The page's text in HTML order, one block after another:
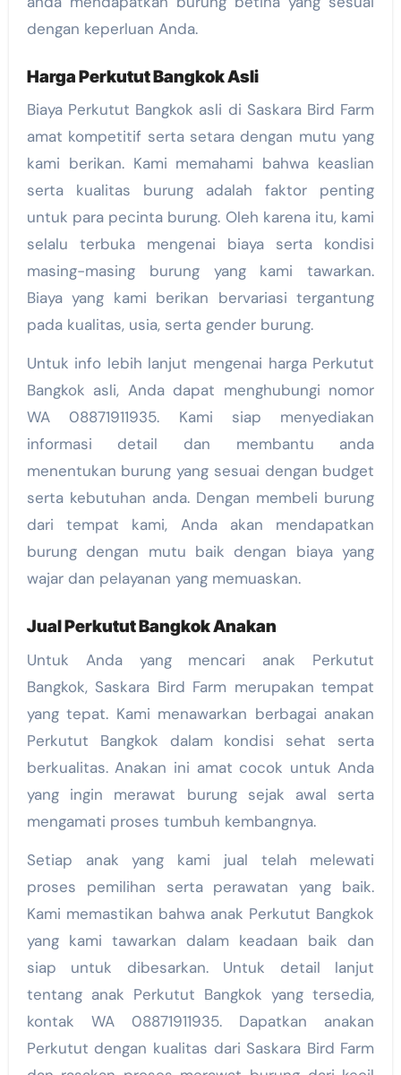
dengan keperluan Anda.
Harga Perkutut Bangkok Asli
Biaya Perkutut Bangkok asli di Saskara Bird Farm
amat kompetitif serta setara dengan mutu yang
kami berikan. Kami memahami bahwa keaslian
serta kualitas burung adalah faktor penting
untuk para pecinta burung. Oleh karena itu, kami
selalu terbuka mengenai biaya serta kondisi
masing-masing burung yang kami tawarkan.
Biaya yang kami berikan bervariasi tergantung
pada kualitas, usia, serta gender burung.
Untuk info lebih lanjut mengenai harga Perkutut
Bangkok asli, Anda dapat menghubungi nomor
WA 08871911935. Kami siap menyediakan
informasi detail dan membantu anda
menentukan burung yang sesuai dengan budget
serta kebutuhan anda. Dengan membeli burung
dari tempat kami, Anda akan mendapatkan
burung dengan mutu baik dengan biaya yang
wajar dan pelayanan yang memuaskan.
Jual Perkutut Bangkok Anakan
Untuk Anda yang mencari anak Perkutut
Bangkok, Saskara Bird Farm merupakan tempat
yang tepat. Kami menawarkan berbagai anakan
Perkutut Bangkok dalam kondisi sehat serta
berkualitas. Anakan ini amat cocok untuk Anda
yang ingin merawat burung sejak awal serta
mengamati proses tumbuh kembangnya.
Setiap anak yang kami jual telah melewati
proses pemilihan serta perawatan yang baik.
Kami memastikan bahwa anak Perkutut Bangkok
yang kami tawarkan dalam keadaan baik dan
siap untuk dibesarkan. Untuk detail lanjut
tentang anak Perkutut Bangkok yang tersedia,
kontak WA 08871911935. Dapatkan anakan
Perkutut dengan kualitas dari Saskara Bird Farm